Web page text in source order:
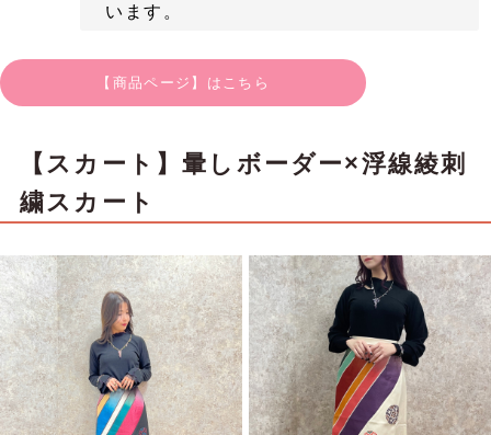
います。
【商品ページ】はこちら
【スカート】暈しボーダー×浮線綾刺
繍スカート